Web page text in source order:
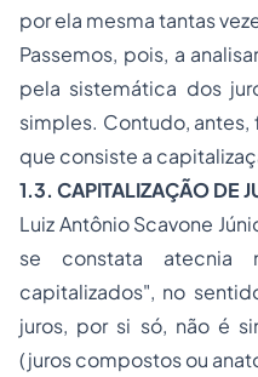
por ela mesma tantas
Passemos, pois, a
pela sistemática dos
simples. Contudo, antes,
que consiste a
1.3. CAPITALIZAÇÃO DE
Luiz Antônio Scavone
se constata
capitalizados", no
juros, por si só, não é
(juros compostos ou